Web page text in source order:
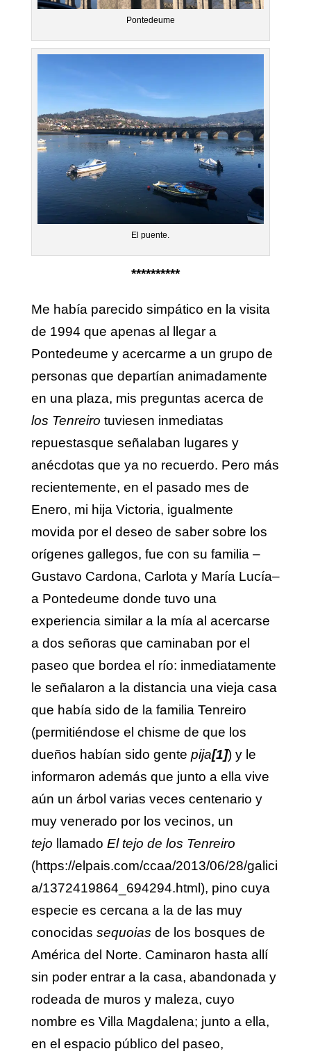
Pontedeume
El puente.
**********
Me había parecido simpático en la visita
de 1994 que apenas al llegar a
Pontedeume y acercarme a un grupo de
personas que departían animadamente
en una plaza, mis preguntas acerca de
los Tenreiro tuviesen inmediatas
repuestasque señalaban lugares y
anécdotas que ya no recuerdo. Pero más
recientemente, en el pasado mes de
Enero, mi hija Victoria, igualmente
movida por el deseo de saber sobre los
orígenes gallegos, fue con su familia –
Gustavo Cardona, Carlota y María Lucía–
a Pontedeume donde tuvo una
experiencia similar a la mía al acercarse
a dos señoras que caminaban por el
paseo que bordea el río: inmediatamente
le señalaron a la distancia una vieja casa
que había sido de la familia Tenreiro
(permitiéndose el chisme de que los
dueños habían sido gente pija[1]) y le
informaron además que junto a ella vive
aún un árbol varias veces centenario y
muy venerado por los vecinos, un
tejo
llamado Eltejo de los Tenreiro
(https://elpais.com/ccaa/2013/06/28/galici
a/1372419864_694294.html ), pino cuya
especie es cercana a la de las muy
conocidas sequoias de los bosques de
América del Norte. Caminaron hasta allí
sin poder entrar a la casa, abandonada y
rodeada de muros y maleza, cuyo
nombre es Villa Magdalena; junto a ella,
en el espacio público del paseo,